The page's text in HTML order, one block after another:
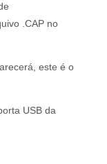
.CAP no
este é o
USB da